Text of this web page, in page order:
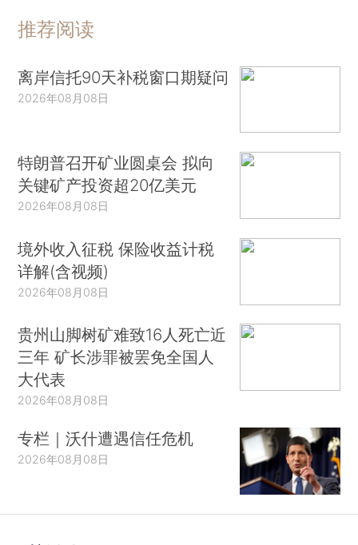
推荐阅读
离岸信托90天补税窗口期疑问
2026年08月08日
特朗普召开矿业圆桌会 拟向
关键矿产投资超20亿美元
2026年08月08日
境外收入征税 保险收益计税
详解(含视频)
2026年08月08日
贵州山脚树矿难致16人死亡近
三年 矿长涉罪被罢免全国人
大代表
2026年08月08日
专栏｜沃什遭遇信任危机
2026年08月08日